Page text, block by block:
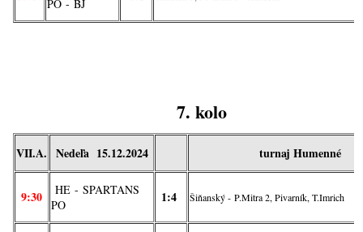
PO - BJ
7. kolo
VII.A. Nedeľa 15.12.2024 turnaj Humenné
9:30 HE - SPARTANS
PO
1:4 Šiňanský - P.Mitra 2, Pivarník, T.Imrich